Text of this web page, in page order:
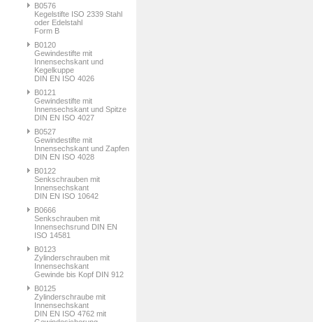
B0576
Kegelstifte ISO 2339 Stahl
oder Edelstahl
Form B
B0120
Gewindestifte mit
Innensechskant und
Kegelkuppe
DIN EN ISO 4026
B0121
Gewindestifte mit
Innensechskant und Spitze
DIN EN ISO 4027
B0527
Gewindestifte mit
Innensechskant und Zapfen
DIN EN ISO 4028
B0122
Senkschrauben mit
Innensechskant
DIN EN ISO 10642
B0666
Senkschrauben mit
Innensechsrund DIN EN
ISO 14581
B0123
Zylinderschrauben mit
Innensechskant
Gewinde bis Kopf DIN 912
B0125
Zylinderschraube mit
Innensechskant
DIN EN ISO 4762 mit